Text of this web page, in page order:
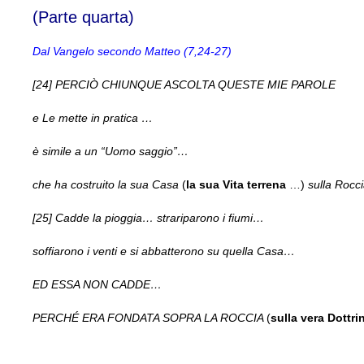
(Parte quarta)
Dal Vangelo secondo Matteo (7,24-27)
[24] PERCIÒ CHIUNQUE ASCOLTA QUESTE MIE PAROLE
e Le mette in pratica …
è simile a un “Uomo saggio”…
che ha costruito la sua Casa (la sua Vita terrena …) sulla
[25] Cadde la pioggia… strariparono i fiumi…
soffiarono i venti e si abbatterono su quella Casa…
ED ESSA NON CADDE…
PERCHÉ ERA FONDATA SOPRA LA ROCCIA(sulla vera